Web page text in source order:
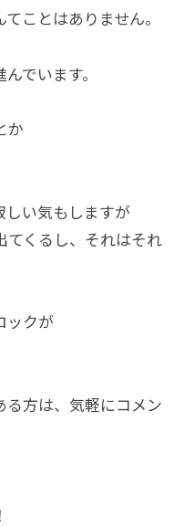
ことはありません。
でいます。
か
しい気もしますが
てくるし、それはそれ
ックが
る方は、気軽にコメン